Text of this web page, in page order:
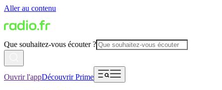
Aller au contenu
Que souhaitez-vous écouter ?
Ouvrir l'appDécouvrir Prime